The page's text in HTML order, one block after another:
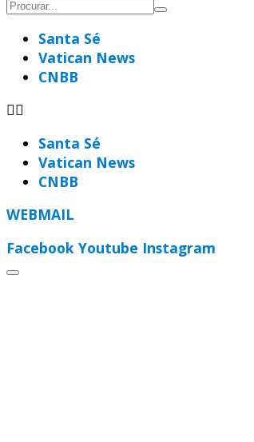
Santa Sé
Vatican News
CNBB
Santa Sé
Vatican News
CNBB
WEBMAIL
Facebook Youtube Instagram